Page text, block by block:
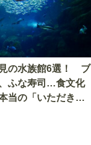
の水族館6選！ ブ
ふな寿司…食文化
当の「いただきま